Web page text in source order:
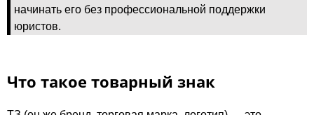
начинать его без профессиональной поддержки
юристов.
Что такое товарный знак